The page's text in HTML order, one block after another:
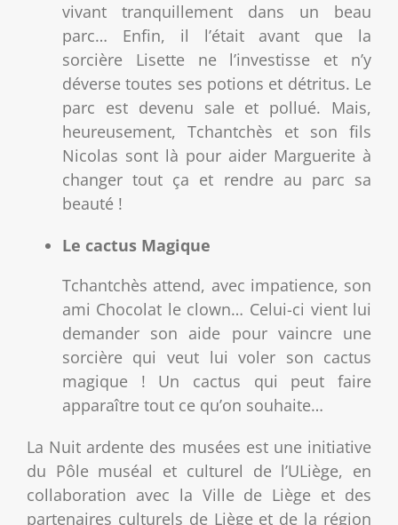
vivant tranquillement dans un beau
parc… Enfin, il l’était avant que la
sorcière Lisette ne l’investisse et n’y
déverse toutes ses potions et détritus. Le
parc est devenu sale et pollué. Mais,
heureusement, Tchantchès et son fils
Nicolas sont là pour aider Marguerite à
changer tout ça et rendre au parc sa
beauté !
Le cactus Magique
Tchantchès attend, avec impatience, son
ami Chocolat le clown… Celui-ci vient lui
demander son aide pour vaincre une
sorcière qui veut lui voler son cactus
magique ! Un cactus qui peut faire
apparaître tout ce qu’on souhaite…
La Nuit ardente des musées est une initiative
du Pôle muséal et culturel de l’ULiège, en
collaboration avec la Ville de Liège et des
partenaires culturels de Liège et de la région